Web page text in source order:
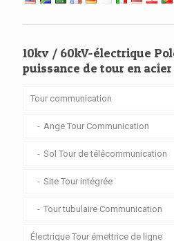
10kv / 60kV-électrique
puissance de tour en
Tour communication
Ange Tour Communication
Sol Tour de télécommunication
Site Tour intégrée
Tour tubulaire Communication
Électrique Tour émettrice de ligne